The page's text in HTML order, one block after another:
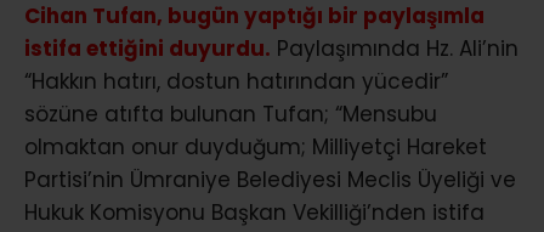
Cihan Tufan, bugün yaptığı bir paylaşımla
istifa ettiğini duyurdu. Paylaşımında Hz. Ali’nin
“Hakkın hatırı, dostun hatırından yücedir”
sözüne atıfta bulunan Tufan; “Mensubu
olmaktan onur duyduğum; Milliyetçi Hareket
Partisi’nin Ümraniye Belediyesi Meclis Üyeliği ve
Hukuk Komisyonu Başkan Vekilliği’nden istifa